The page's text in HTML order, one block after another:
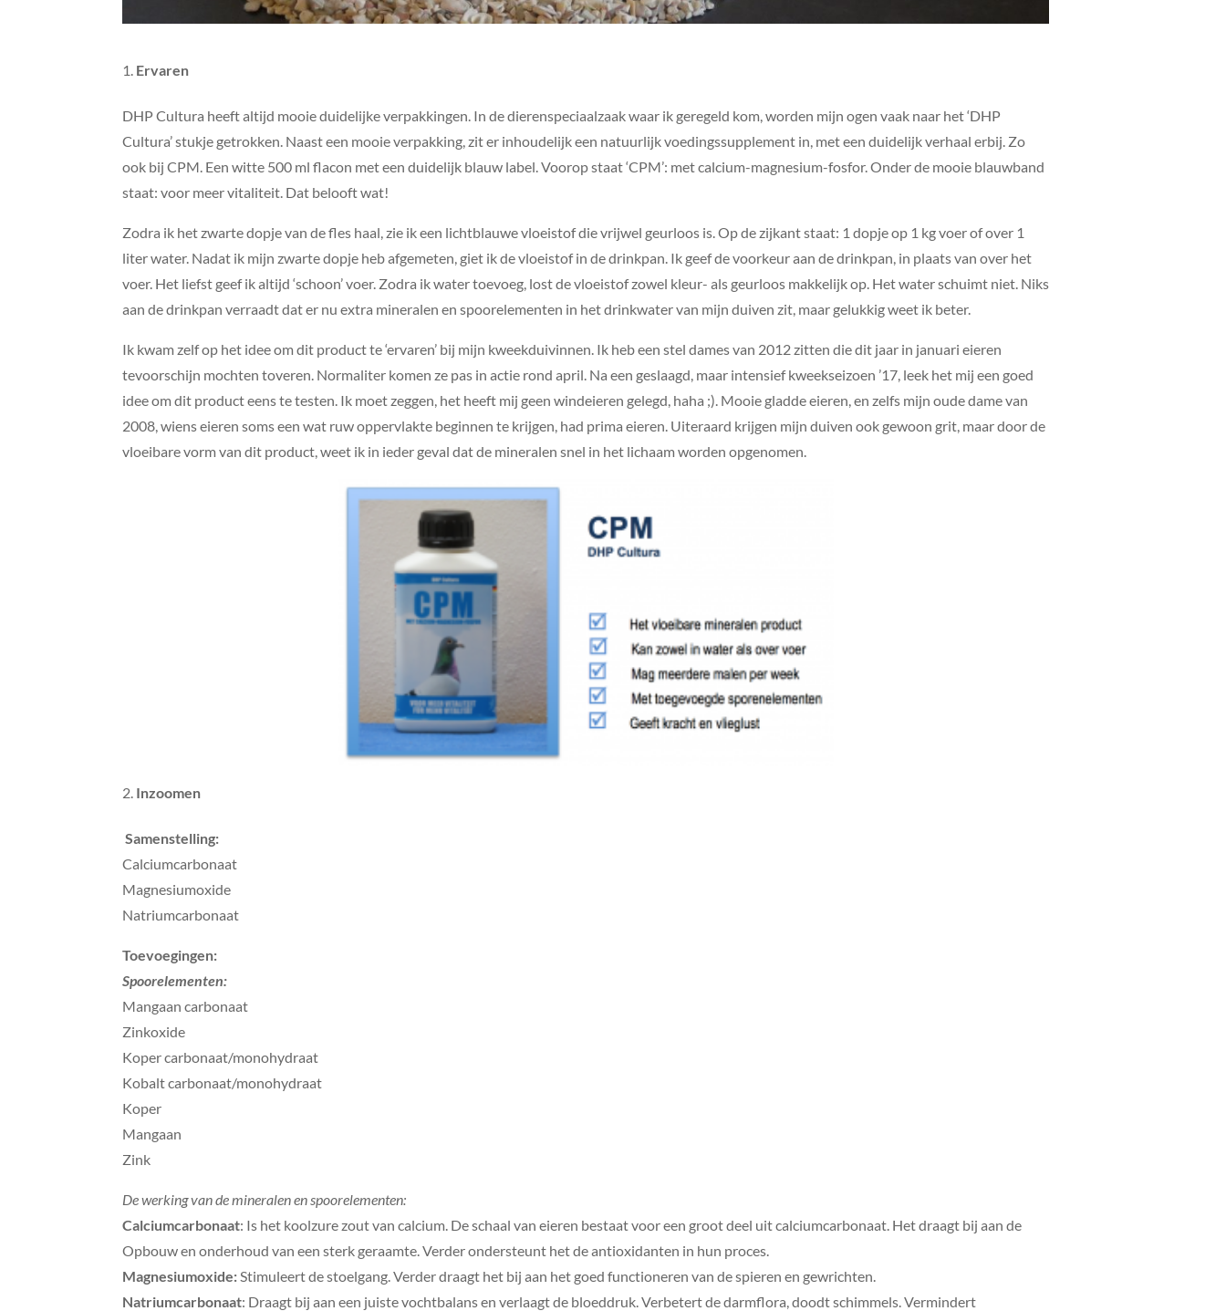
Ervaren
DHP Cultura heeft altijd mooie duidelijke verpakkingen. In de dierenspeciaalzaak waar ik geregeld kom, worden mijn ogen vaak naar het ‘DHP
Cultura’ stukje getrokken. Naast een mooie verpakking, zit er inhoudelijk een natuurlijk voedingssupplement in, met een duidelijk verhaal erbij. Zo
ook bij CPM. Een witte 500 ml flacon met een duidelijk blauw label. Voorop staat ‘CPM’: met calcium-magnesium-fosfor. Onder de mooie blauwband
staat: voor meer vitaliteit. Dat belooft wat!
Zodra ik het zwarte dopje van de fles haal, zie ik een lichtblauwe vloeistof die vrijwel geurloos is. Op de zijkant staat: 1 dopje op 1 kg voer of over 1
liter water. Nadat ik mijn zwarte dopje heb afgemeten, giet ik de vloeistof in de drinkpan. Ik geef de voorkeur aan de drinkpan, in plaats van over het
voer. Het liefst geef ik altijd ‘schoon’ voer. Zodra ik water toevoeg, lost de vloeistof zowel kleur- als geurloos makkelijk op. Het water schuimt niet. Niks
aan de drinkpan verraadt dat er nu extra mineralen en spoorelementen in het drinkwater van mijn duiven zit, maar gelukkig weet ik beter.
Ik kwam zelf op het idee om dit product te ‘ervaren’ bij mijn kweekduivinnen. Ik heb een stel dames van 2012 zitten die dit jaar in januari eieren
tevoorschijn mochten toveren. Normaliter komen ze pas in actie rond april. Na een geslaagd, maar intensief kweekseizoen ’17, leek het mij een goed
idee om dit product eens te testen. Ik moet zeggen, het heeft mij geen windeieren gelegd, haha ;). Mooie gladde eieren, en zelfs mijn oude dame van
2008, wiens eieren soms een wat ruw oppervlakte beginnen te krijgen, had prima eieren. Uiteraard krijgen mijn duiven ook gewoon grit, maar door de
vloeibare vorm van dit product, weet ik in ieder geval dat de mineralen snel in het lichaam worden opgenomen.
Inzoomen
Samenstelling:
Calciumcarbonaat
Magnesiumoxide
Natriumcarbonaat
Toevoegingen:
Spoorelementen:
Mangaan carbonaat
Zinkoxide
Koper carbonaat/monohydraat
Kobalt carbonaat/monohydraat
Koper
Mangaan
Zink
De werking van de mineralen en spoorelementen:
Calciumcarbonaat: Is het koolzure zout van calcium. De schaal van eieren bestaat voor een groot deel uit calciumcarbonaat. Het draagt bij aan de
Opbouw en onderhoud van een sterk geraamte. Verder ondersteunt het de antioxidanten in hun proces.
Magnesiumoxide:Stimuleert de stoelgang. Verder draagt het bij aan het goed functioneren van de spieren en gewrichten.
Natriumcarbonaat: Draagt bij aan een juiste vochtbalans en verlaagt de bloeddruk. Verbetert de darmflora, doodt schimmels. Vermindert